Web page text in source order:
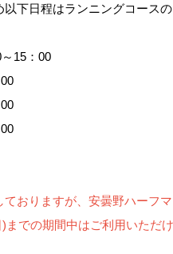
下日程はランニングコースの
15：00
おりますが、安曇野ハーフ
での期間中はご利用いただ